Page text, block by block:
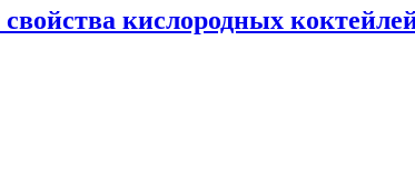
кислородных